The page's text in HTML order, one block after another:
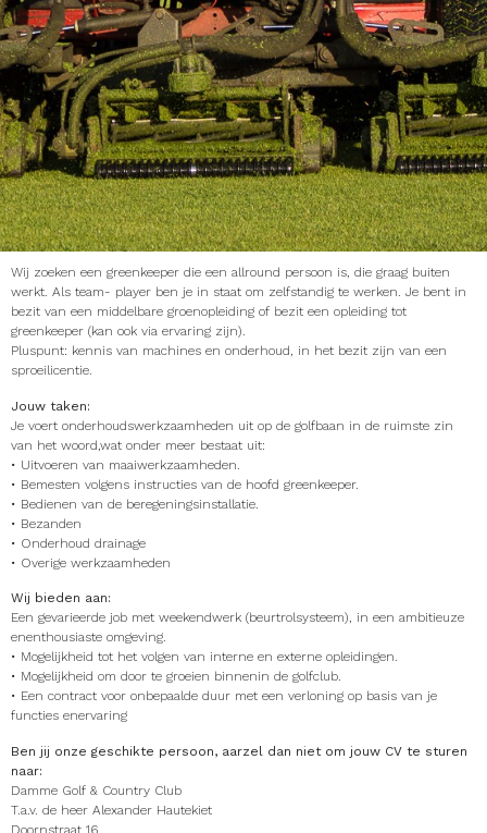
Wij zoeken een greenkeeper die een allround persoon is, die graag buiten
werkt. Als team- player ben je in staat om zelfstandig te werken. Je bent in
bezit van een middelbare groenopleiding of bezit een opleiding tot
greenkeeper (kan ook via ervaring zijn).
Pluspunt: kennis van machines en onderhoud, in het bezit zijn van een
sproeilicentie.
Jouw taken:
Je voert onderhoudswerkzaamheden uit op de golfbaan in de ruimste zin
van het woord,wat onder meer bestaat uit:
• Uitvoeren van maaiwerkzaamheden.
• Bemesten volgens instructies van de hoofd greenkeeper.
• Bedienen van de beregeningsinstallatie.
• Bezanden
• Onderhoud drainage
• Overige werkzaamheden
Wij bieden aan:
Een gevarieerde job met weekendwerk (beurtrolsysteem), in een ambitieuze
enenthousiaste omgeving.
• Mogelijkheid tot het volgen van interne en externe opleidingen.
• Mogelijkheid om door te groeien binnenin de golfclub.
• Een contract voor onbepaalde duur met een verloning op basis van je
functies enervaring
Ben jij onze geschikte persoon, aarzel dan niet om jouw CV te sturen
naar:
Damme Golf & Country Club
T.a.v. de heer Alexander Hautekiet
Doornstraat 16